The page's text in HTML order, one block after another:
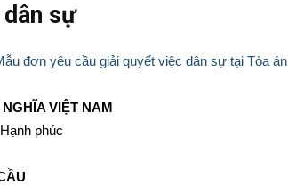
sự
đơn yêu cầu giải quyết việc dân sự tại Tòa án
VIỆT NAM
phúc